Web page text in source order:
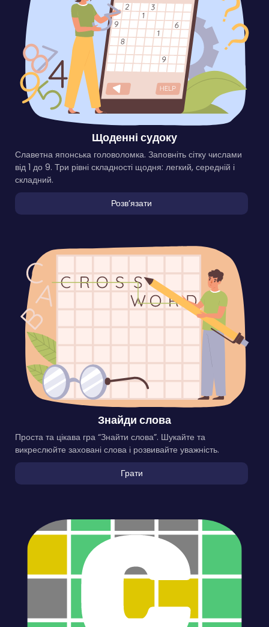
Щоденні судоку
Славетна японська головоломка. Заповніть сітку числами
від 1 до 9. Три рівні складності щодня: легкий, середній і
складний.
Розвʼязати
Знайди слова
Проста та цікава гра “Знайти слова”. Шукайте та
викреслюйте заховані слова і розвивайте уважність.
Грати